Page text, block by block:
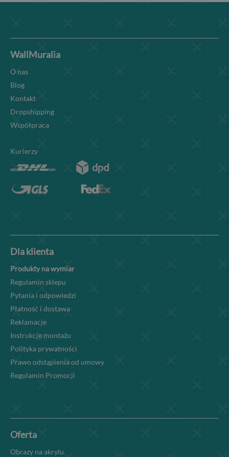
WallMuralia
O nas
Blog
Kontakt
Dropshipping
Współpraca
Kurierzy
Dla klienta
Produkty na wymiar
Regulamin sklepu
Pytania i odpowiedzi
Płatność i dostawa
Reklamacje
Instrukcje montażu
Polityka prywatności
Prawo odstąpienia od umowy
Regulamin Promocji
Oferta
Obrazy na akrylu